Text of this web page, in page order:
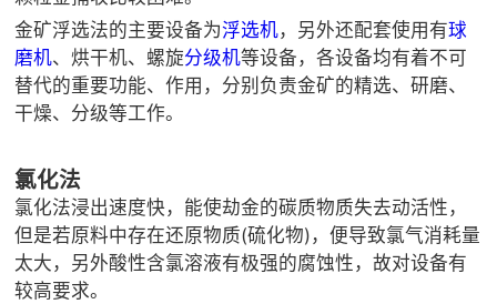
金矿浮选法的主要设备为浮选机，另外还配套使用有球
磨机、烘干机、螺旋分级机等设备，各设备均有着不可
替代的重要功能、作用，分别负责金矿的精选、研磨、
干燥、分级等工作。
氯化法
氯化法浸出速度快，能使劫金的碳质物质失去动活性，
但是若原料中存在还原物质(硫化物)，便导致氯气消耗量
太大，另外酸性含氯溶液有极强的腐蚀性，故对设备有
较高要求。
 关于金鹏
发展历程